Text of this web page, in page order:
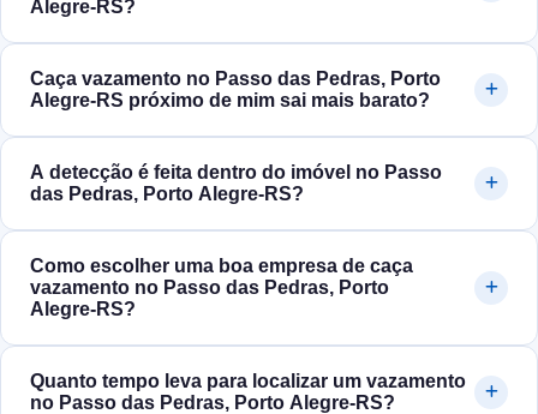
Alegre‑RS?
Caça vazamento no Passo das Pedras, Porto
Alegre‑RS próximo de mim sai mais barato?
A detecção é feita dentro do imóvel no Passo
das Pedras, Porto Alegre‑RS?
Como escolher uma boa empresa de caça
vazamento no Passo das Pedras, Porto
Alegre‑RS?
Quanto tempo leva para localizar um vazamento
no Passo das Pedras, Porto Alegre‑RS?